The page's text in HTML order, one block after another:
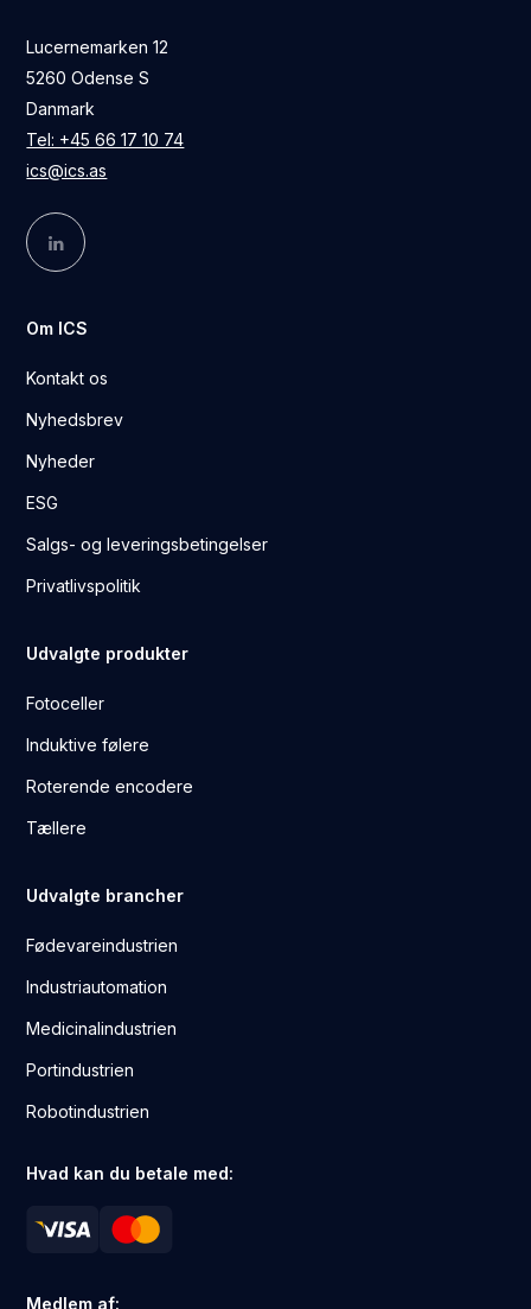
Lucernemarken 12
5260 Odense S
Danmark
Tel: +45 66 17 10 74
ics@ics.as
Om ICS
Kontakt os
Nyhedsbrev
Nyheder
ESG
Salgs- og leveringsbetingelser
Privatlivspolitik
Udvalgte produkter
Fotoceller
Induktive følere
Roterende encodere
Tællere
Udvalgte brancher
Fødevareindustrien
Industriautomation
Medicinalindustrien
Portindustrien
Robotindustrien
Hvad kan du betale med:
Medlem af: